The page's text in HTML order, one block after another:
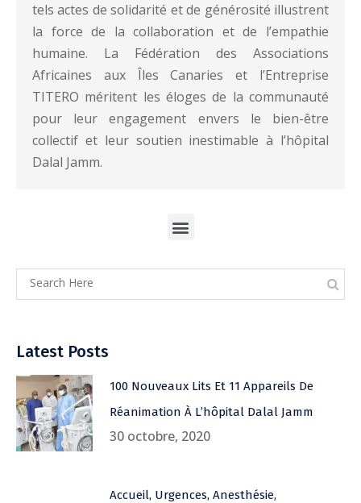
tels actes de solidarité et de générosité illustrent
la force de la collaboration et de l’empathie
humaine. La Fédération des Associations
Africaines aux Îles Canaries et l’Entreprise
TITERO méritent les éloges de la communauté
pour leur engagement envers le bien-être
collectif et leur soutien inestimable à l’hôpital
Dalal Jamm.
Latest Posts
100 Nouveaux Lits Et 11 Appareils De
Réanimation À L’hôpital Dalal Jamm
30 octobre, 2020
Accueil, Urgences, Anesthésie,